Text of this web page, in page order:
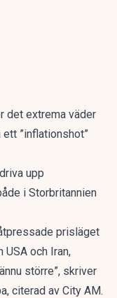
det extrema väder
”inflationshot”
upp
i Storbritannien
prisläget
och Iran,
större”, skriver
citerad av City AM.